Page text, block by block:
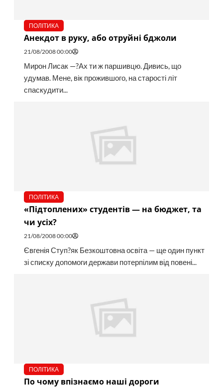
ПОЛІТИКА
Анекдот в руку, або отруйні бджоли
21/08/2008 00:00
Мирон Лисак —?Ах ти ж паршивцю. Дивись, що
удумав. Мене, вік прожившого, на старості літ
спаскудити...
ПОЛІТИКА
«Підтоплених» студентів — на бюджет, та
чи усіх?
21/08/2008 00:00
Євгенія Ступ?як Безкоштовна освіта — ще один пункт
зі списку допомоги держави потерпілим від повені...
ПОЛІТИКА
По чому впізнаємо наші дороги